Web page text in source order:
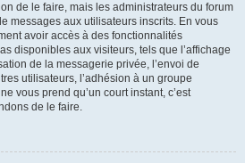
de le faire, mais les administrateurs du forum
messages aux utilisateurs inscrits. En vous
avoir accès à des fonctionnalités
disponibles aux visiteurs, tels que l’affichage
de la messagerie privée, l’envoi de
utilisateurs, l’adhésion à un groupe
vous prend qu’un court instant, c’est
de le faire.